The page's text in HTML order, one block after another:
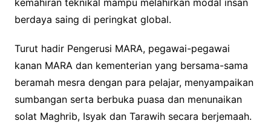
berdaya saing di peringkat global.
Turut hadir Pengerusi MARA, pegawai-pegawai
kanan MARA dan kementerian yang bersama-sama
beramah mesra dengan para pelajar, menyampaikan
sumbangan serta berbuka puasa dan menunaikan
solat Maghrib, Isyak dan Tarawih secara berjemaah.